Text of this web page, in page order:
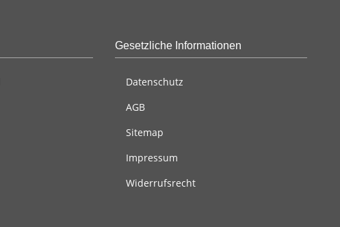
Gesetzliche Informationen
Datenschutz
AGB
Sitemap
Impressum
Widerrufsrecht